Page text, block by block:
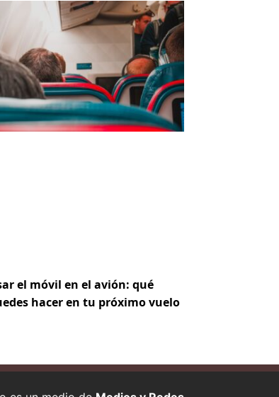
el móvil en el avión: qué
hacer en tu próximo vuelo